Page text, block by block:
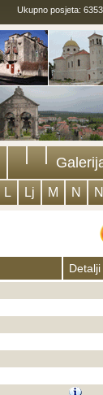
Ukupno posjeta:
L Lj M N
Detalji